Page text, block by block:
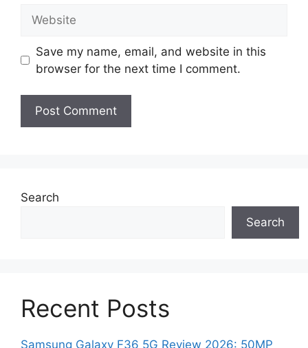
Save my name, email, and website in this
browser for the next time I comment.
Search
Search
Recent Posts
Samsung Galaxy F36 5G Review 2026: 50MP